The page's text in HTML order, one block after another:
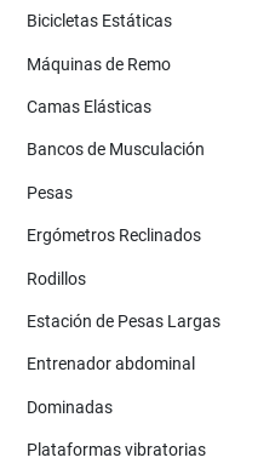
Bicicletas Estáticas
Máquinas de Remo
Camas Elásticas
Bancos de Musculación
Pesas
Ergómetros Reclinados
Rodillos
Estación de Pesas Largas
Entrenador abdominal
Dominadas
Plataformas vibratorias